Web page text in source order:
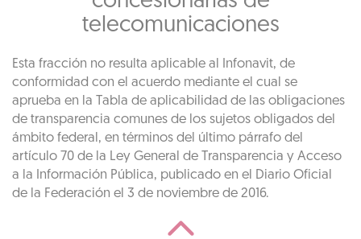
telecomunicaciones
Esta fracción no resulta aplicable al Infonavit, de
conformidad con el acuerdo mediante el cual se
aprueba en la Tabla de aplicabilidad de las obligaciones
de transparencia comunes de los sujetos obligados del
ámbito federal, en términos del último párrafo del
artículo 70 de la Ley General de Transparencia y Acceso
a la Información Pública, publicado en el Diario Oficial
de la Federación el 3 de noviembre de 2016.